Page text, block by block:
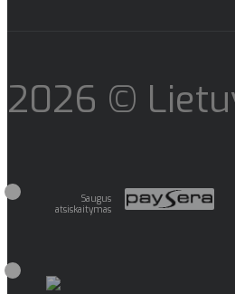
2026 ©
Saugus
atsiskaitymas